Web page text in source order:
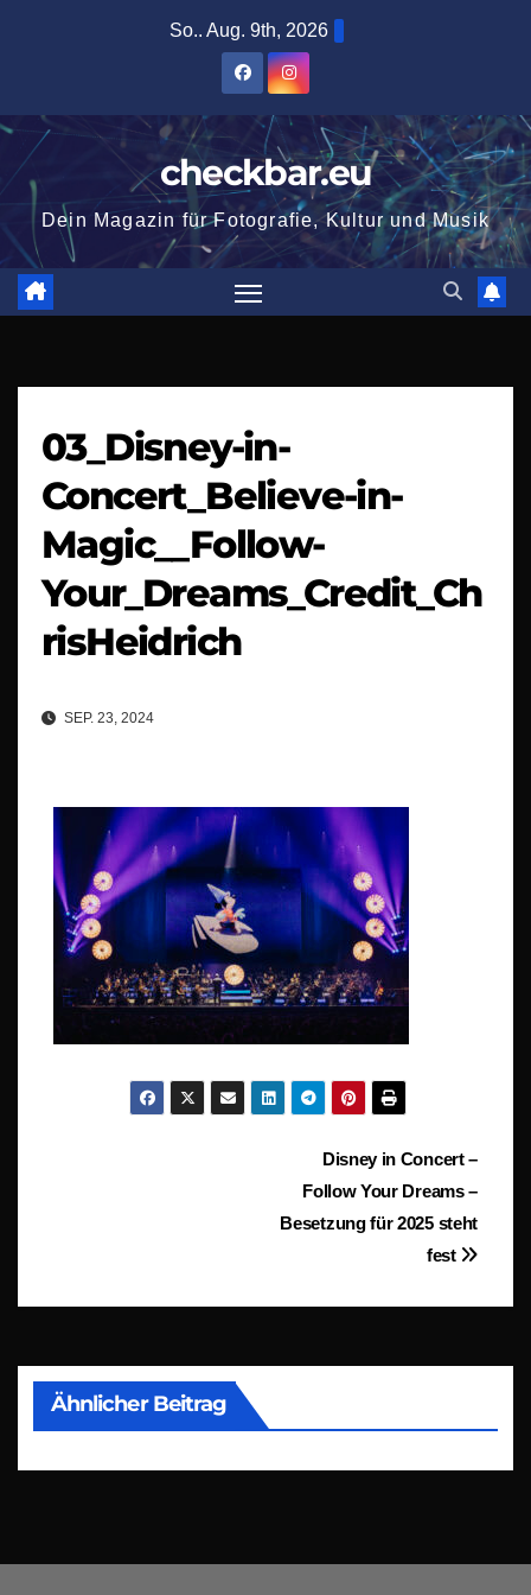
So.. Aug. 9th, 2026
checkbar.eu
Dein Magazin für Fotografie, Kultur und Musik
03_Disney-in-
Concert_Believe-in-
Magic__Follow-
Your_Dreams_Credit_Ch
risHeidrich
SEP. 23, 2024
BeitragsnavigationDisney in Concert –
Follow Your Dreams –
Besetzung für 2025 steht
fest
Ähnlicher Beitrag